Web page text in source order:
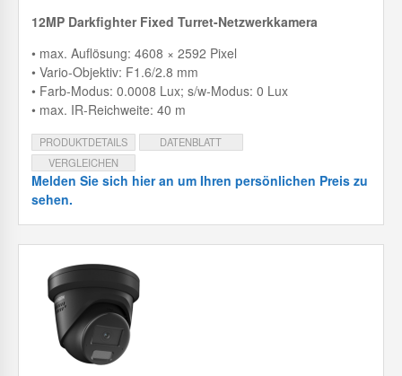
12MP Darkfighter Fixed Turret-Netzwerkkamera
• max. Auflösung: 4608 × 2592 Pixel
• Vario-Objektiv: F1.6/2.8 mm
• Farb-Modus: 0.0008 Lux; s/w-Modus: 0 Lux
• max. IR-Reichweite: 40 m
PRODUKTDETAILS
DATENBLATT
VERGLEICHEN
Melden Sie sich hier an um Ihren persönlichen Preis zu
sehen.